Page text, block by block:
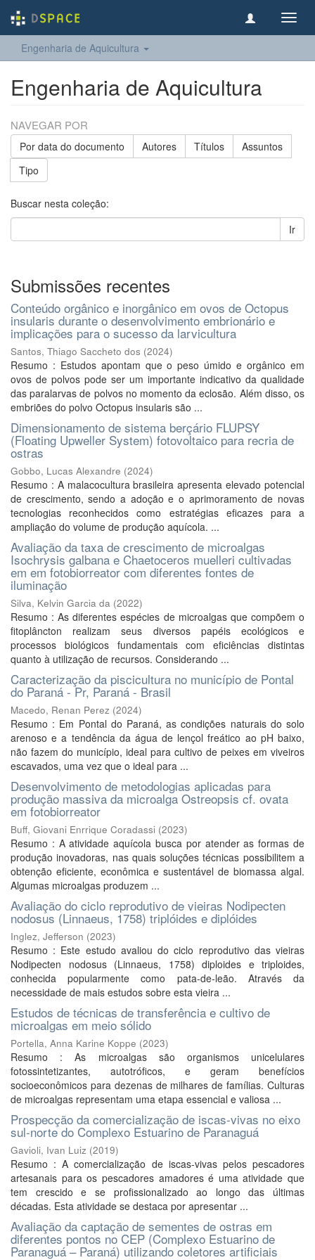
Engenharia de Aquicultura
Engenharia de Aquicultura
NAVEGAR POR
Por data do documento Autores Títulos
Assuntos
Tipo
Buscar nesta coleção:
Ir
Submissões recentes
Conteúdo orgânico e inorgânico em ovos de Octopus
insularis durante o desenvolvimento embrionário e
implicações para o sucesso da larvicultura
Santos, Thiago Saccheto dos (2024)
Resumo : Estudos apontam que o peso úmido e orgânico em
ovos de polvos pode ser um importante indicativo da qualidade
das paralarvas de polvos no momento da eclosão. Além disso, os
embriões do polvo Octopus insularis são ...
Dimensionamento de sistema berçário FLUPSY
(Floating Upweller System) fotovoltaico para recria de
ostras
Gobbo, Lucas Alexandre (2024)
Resumo : A malacocultura brasileira apresenta elevado potencial
de crescimento, sendo a adoção e o aprimoramento de novas
tecnologias reconhecidos como estratégias eficazes para a
ampliação do volume de produção aquícola. ...
Avaliação da taxa de crescimento de microalgas
Isochrysis galbana e Chaetoceros muelleri cultivadas
em em fotobiorreator com diferentes fontes de
iluminação
Silva, Kelvin Garcia da (2022)
Resumo : As diferentes espécies de microalgas que compõem o
fitoplâncton realizam seus diversos papéis ecológicos e
processos biológicos fundamentais com eficiências distintas
quanto à utilização de recursos. Considerando ...
Caracterização da piscicultura no município de Pontal
do Paraná - Pr, Paraná - Brasil
Macedo, Renan Perez (2024)
Resumo : Em Pontal do Paraná, as condições naturais do solo
arenoso e a tendência da água de lençol freático ao pH baixo,
não fazem do município, ideal para cultivo de peixes em viveiros
escavados, uma vez que o ideal para ...
Desenvolvimento de metodologias aplicadas para
produção massiva da microalga Ostreopsis cf. ovata
em fotobiorreator
Buff, Giovani Enrrique Coradassi (2023)
Resumo : A atividade aquícola busca por atender as formas de
produção inovadoras, nas quais soluções técnicas possibilitem a
obtenção eficiente, econômica e sustentável de biomassa algal.
Algumas microalgas produzem ...
Avaliação do ciclo reprodutivo de vieiras Nodipecten
nodosus (Linnaeus, 1758) triplóides e diplóides
Inglez, Jefferson (2023)
Resumo : Este estudo avaliou do ciclo reprodutivo das vieiras
Nodipecten nodosus (Linnaeus, 1758) diploides e triploides,
conhecida popularmente como pata-de-leão. Através da
necessidade de mais estudos sobre esta vieira ...
Estudos de técnicas de transferência e cultivo de
microalgas em meio sólido
Portella, Anna Karine Koppe (2023)
Resumo : As microalgas são organismos unicelulares
fotossintetizantes, autotróficos, e geram benefícios
socioeconômicos para dezenas de milhares de famílias. Culturas
de microalgas representam uma etapa essencial e valiosa ...
Prospecção da comercialização de iscas-vivas no eixo
sul-norte do Complexo Estuarino de Paranaguá
Gavioli, Ivan Luiz (2019)
Resumo : A comercialização de iscas-vivas pelos pescadores
artesanais para os pescadores amadores é uma atividade que
tem crescido e se profissionalizado ao longo das últimas
décadas. Esta atividade se destaca por apresentar ...
Avaliação da captação de sementes de ostras em
diferentes pontos no CEP (Complexo Estuarino de
Paranaguá – Paraná) utilizando coletores artificiais